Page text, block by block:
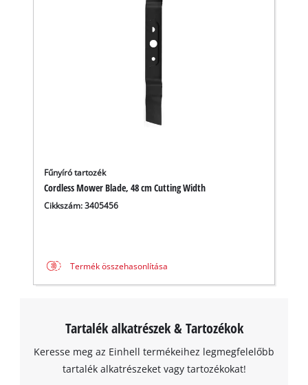
This content is not permitted to load due
to trackers that are not disclosed to the
to the list of technologies used.
Powered byUsercentrics Consent
Management Platform
Fűnyíró tartozék
Cordless Mower Blade, 48 cm Cutting Width
Cikkszám: 3405456
Termék összehasonlítása
Tartalék alkatrészek & Tartozékok
Keresse meg az Einhell termékeihez legmegfelelőbb
tartalék alkatrészeket vagy tartozékokat!